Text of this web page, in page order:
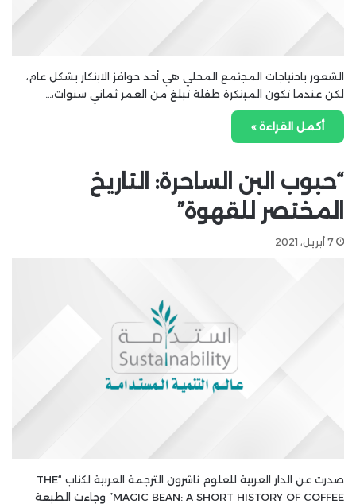
الشعور باحتياجات المجتمع المحلي هي أحد حوافز الابتكار بشكل عام،
لكن عندما تكون المبتكرة طفلة تبلغ من العمر ثماني سنوات،…
أكمل القراءة »
“حبوب البن الساحرة: التاريخ
المختصر للقهوة”
7 أبريل، 2021
صدرت عن الدار العربية للعلوم ناشرون الترجمة العربية لكتاب “THE
MAGIC BEAN: A SHORT HISTORY OF COFFEE” وجاءت الطبعة